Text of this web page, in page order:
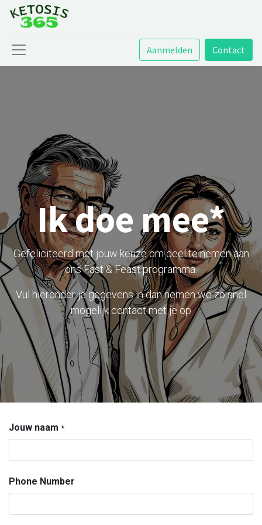
Aanmelden Contact
Ik doe mee*
Gefeliciteerd met jouw keuze om deel te nemen aan
ons Fast & Feast programma.
Vul hieronder je gegevens in dan nemen we zo snel
mogelijk contact met je op
Jouw naam *
Phone Number